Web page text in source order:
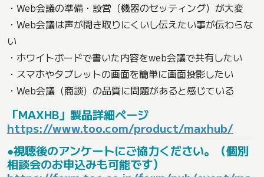
・Web会議の準備・設営（機器のセッティング）が大変
・Web会議は声が聞き取りにくいし伝えたい事が伝わらな
い
・ホワイトボードで書いた内容をweb会議で共有したい
・スマホやタブレットの画面を簡単に画面投影したい
・Web会議（商談）の品質に問題があると感じている
「MAXHB」製品詳細ページ
https://www.too.com/product/maxhub/
●視聴後のアンケートにご協力ください。（個別
相談会のお申込みも可能です）